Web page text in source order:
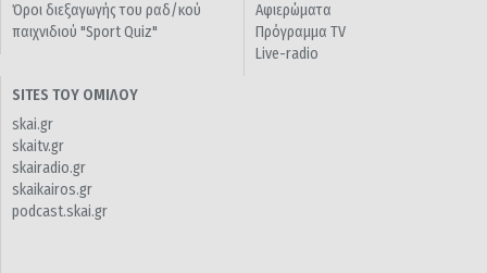
Όροι διεξαγωγής του ραδ/κού
παιχνιδιού "Sport Quiz"
Αφιερώματα
Πρόγραμμα TV
Live-radio
SITES ΤΟΥ ΟΜΙΛΟΥ
skai.gr
skaitv.gr
skairadio.gr
skaikairos.gr
podcast.skai.gr